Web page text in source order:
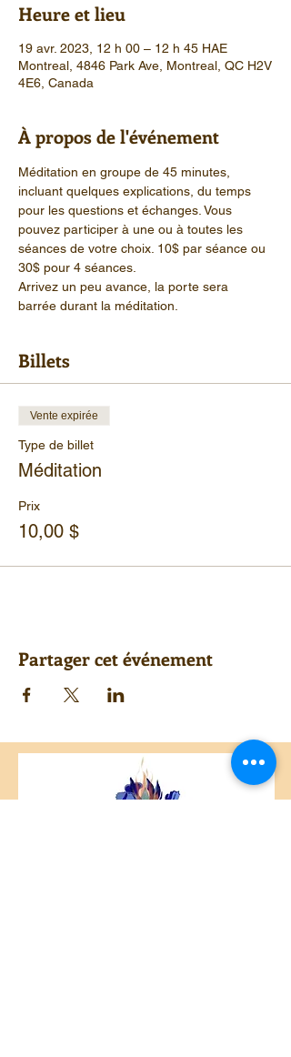
Heure et lieu
19 avr. 2023, 12 h 00 – 12 h 45 HAE
Montreal, 4846 Park Ave, Montreal, QC H2V
4E6, Canada
À propos de l'événement
Méditation en groupe de 45 minutes,
incluant quelques explications, du temps
pour les questions et échanges. Vous
pouvez participer à une ou à toutes les
séances de votre choix. 10$ par séance ou
30$ pour 4 séances.
Arrivez un peu avance, la porte sera
barrée durant la méditation.
Billets
Vente expirée
Type de billet
Méditation
Prix
10,00 $
Partager cet événement